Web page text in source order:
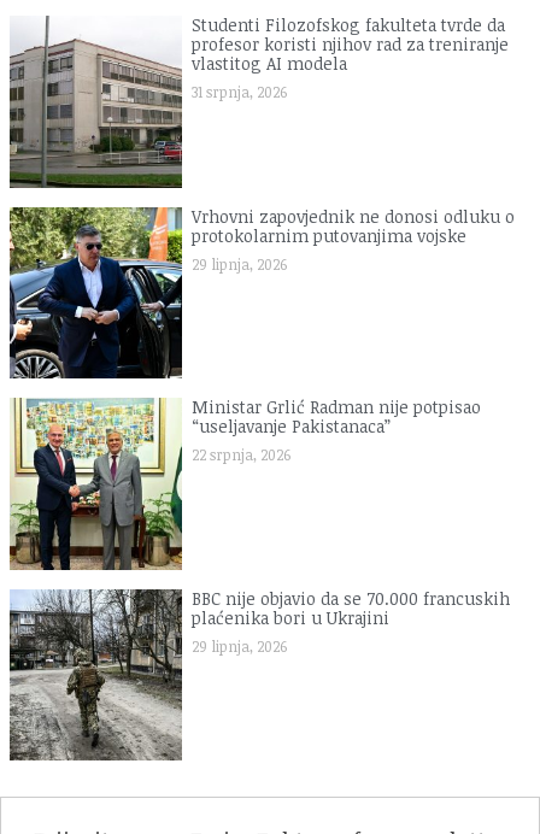
Studenti Filozofskog fakulteta tvrde da
profesor koristi njihov rad za treniranje
vlastitog AI modela
31 srpnja, 2026
Vrhovni zapovjednik ne donosi odluku o
protokolarnim putovanjima vojske
29 lipnja, 2026
Ministar Grlić Radman nije potpisao
“useljavanje Pakistanaca”
22 srpnja, 2026
BBC nije objavio da se 70.000 francuskih
plaćenika bori u Ukrajini
29 lipnja, 2026